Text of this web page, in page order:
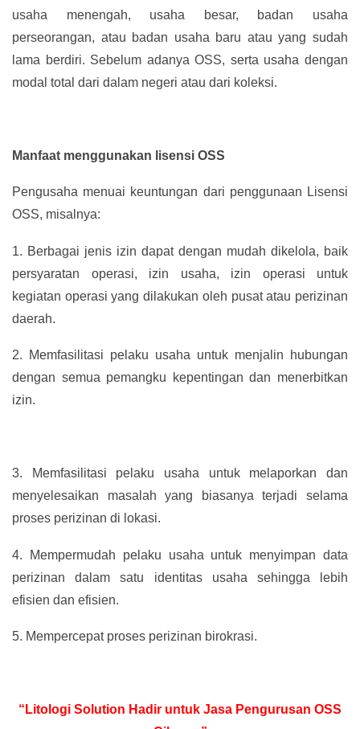
usaha menengah, usaha besar, badan usaha
perseorangan, atau badan usaha baru atau yang sudah
lama berdiri. Sebelum adanya OSS, serta usaha dengan
modal total dari dalam negeri atau dari koleksi.
Manfaat menggunakan lisensi OSS
Pengusaha menuai keuntungan dari penggunaan Lisensi
OSS, misalnya:
1. Berbagai jenis izin dapat dengan mudah dikelola, baik
persyaratan operasi, izin usaha, izin operasi untuk
kegiatan operasi yang dilakukan oleh pusat atau perizinan
daerah.
2.
Memfasilitasi pelaku usaha untuk menjalin hubungan
dengan semua pemangku kepentingan dan menerbitkan
izin.
3.
Memfasilitasi pelaku usaha untuk melaporkan dan
menyelesaikan masalah yang biasanya terjadi selama
proses perizinan di lokasi.
4.
Mempermudah pelaku usaha untuk menyimpan data
perizinan dalam satu identitas usaha sehingga lebih
efisien dan efisien.
5. Mempercepat proses perizinan birokrasi.
“Litologi Solution Hadir untuk Jasa Pengurusan OSS